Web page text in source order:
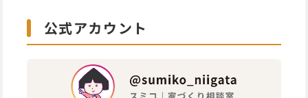
公式アカウント